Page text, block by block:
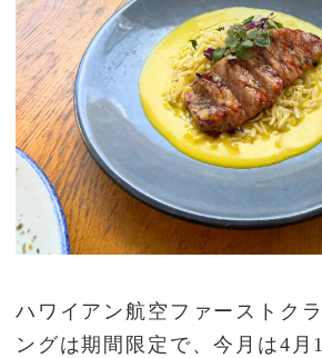
ハワイアン航空ファーストク
ングは期間限定で、今月は4月